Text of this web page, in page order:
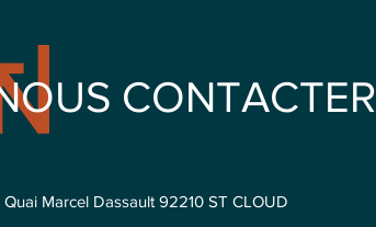
CONTACTER
Quai Marcel Dassault 92210 ST CLOUD